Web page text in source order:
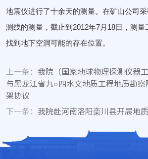
地震仪进行了十余天的测量。在矿山公司
测线的测量，截止到 2012年7月 18日 ，测
找到地下空洞可能的存在位置。
上一条： 我院（国家地球物理探测仪器
与黑龙江省九○四水文地质工程地质勘察
架协议
下一条： 我院赴河南洛阳栾川县开展地